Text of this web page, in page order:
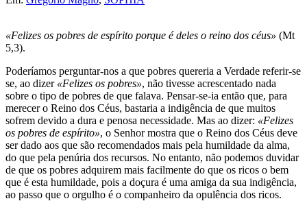
«Felizes os pobres de espírito porque é deles o reino dos céus» (Mt
5,3).
Poderíamos perguntar-nos a que pobres quereria a Verdade referir-se
se, ao dizer «Felizes os pobres», não tivesse acrescentado nada
sobre o tipo de pobres de que falava. Pensar-se-ia então que, para
merecer o Reino dos Céus, bastaria a indigência de que muitos
sofrem devido a dura e penosa necessidade. Mas ao dizer: «Felizes
os pobres de espírito», o Senhor mostra que o Reino dos Céus deve
ser dado aos que são recomendados mais pela humildade da alma,
do que pela penúria dos recursos. No entanto, não podemos duvidar
de que os pobres adquirem mais facilmente do que os ricos o bem
que é esta humildade, pois a doçura é uma amiga da sua indigência,
ao passo que o orgulho é o companheiro da opulência dos ricos.